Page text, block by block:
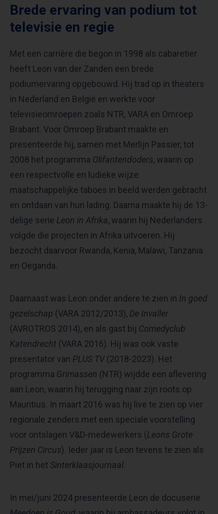
Brede ervaring van podium tot
televisie en regie
Met een carrière die begon in 1998 als cabaretier
heeft Leon van der Zanden een brede
podiumervaring opgebouwd. Hij trad op in theaters
in Nederland en België en werkte voor
televisieomroepen zoals NTR, VARA en Omroep
Brabant. Voor Omroep Brabant maakte en
presenteerde hij, samen met Merlijn Passier, tot
2008 het programma Olifantendoders, waarin op
een respectvolle en ludieke wijze
maatschappelijke taboes in beeld werden gebracht
en ontdaan van hun lading. Daarna maakte hij de 13-
delige serie Leon in Afrika, waarin hij Nederlanders
volgde die projecten in Afrika uitvoeren. Hij
bezocht daarvoor Rwanda, Kenia, Malawi, Tanzania
en Oeganda.
Daarnaast was Leon onder andere te zien in In goed
gezelschap (VARA 2012/2013), De Invaller
(AVROTROS 2014), en als gast bij Comedyclub
Katendrecht (VARA 2016). Hij was ook vaste
presentator van PLUS TV(2018-2023). Het
programma Grimassen (NTR) wijdde een aflevering
aan Leon, waarin hij terugging naar zijn roots op
Mauritius. In maart 2016 was hij live te zien op vier
regionale zenders met een speciale voorstelling
voor ontslagen V&D-medewerkers (Leons Grote
Prijzen Circus). Ieder jaar is Leon tevens te zien als
Piet in het Sinterklaasjournaal.
In mei/juni 2024 presenteerde Leon de docuserie